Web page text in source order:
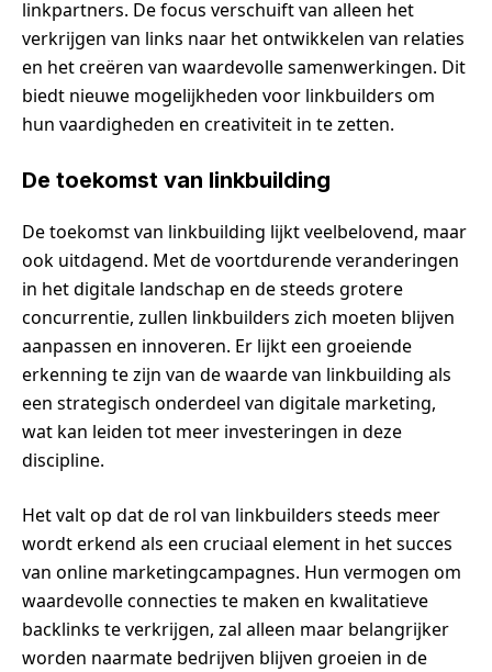
linkpartners. De focus verschuift van alleen het
verkrijgen van links naar het ontwikkelen van relaties
en het creëren van waardevolle samenwerkingen. Dit
biedt nieuwe mogelijkheden voor linkbuilders om
hun vaardigheden en creativiteit in te zetten.
De toekomst van linkbuilding
De toekomst van linkbuilding lijkt veelbelovend, maar
ook uitdagend. Met de voortdurende veranderingen
in het digitale landschap en de steeds grotere
concurrentie, zullen linkbuilders zich moeten blijven
aanpassen en innoveren. Er lijkt een groeiende
erkenning te zijn van de waarde van linkbuilding als
een strategisch onderdeel van digitale marketing,
wat kan leiden tot meer investeringen in deze
discipline.
Het valt op dat de rol van linkbuilders steeds meer
wordt erkend als een cruciaal element in het succes
van online marketingcampagnes. Hun vermogen om
waardevolle connecties te maken en kwalitatieve
backlinks te verkrijgen, zal alleen maar belangrijker
worden naarmate bedrijven blijven groeien in de